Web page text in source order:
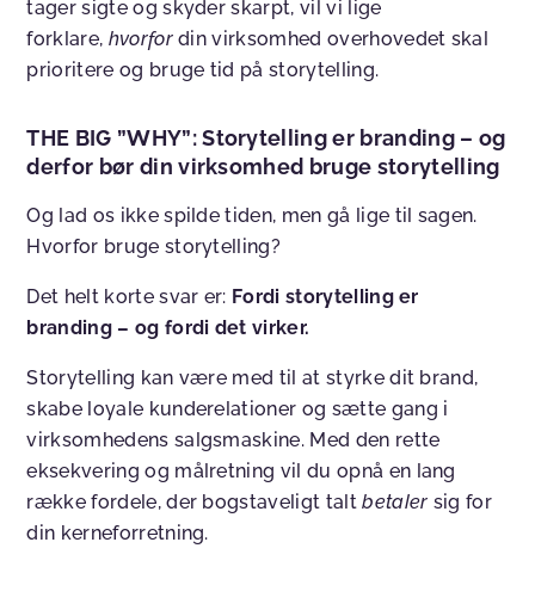
tager sigte og skyder skarpt, vil vi lige
forklare, hvorfordin virksomhed overhovedet skal
prioritere og bruge tid på storytelling.
THE BIG ”WHY”: Storytelling er branding – og
derfor bør din virksomhed bruge storytelling
Og lad os ikke spilde tiden, men gå lige til sagen.
Hvorfor bruge storytelling?
Det helt korte svar er: Fordi storytelling er
branding – og fordi det virker.
Storytelling kan være med til at styrke dit brand,
skabe loyale kunderelationer og sætte gang i
virksomhedens salgsmaskine. Med den rette
eksekvering og målretning vil du opnå en lang
række fordele, der bogstaveligt taltbetaler sig for
din kerneforretning.